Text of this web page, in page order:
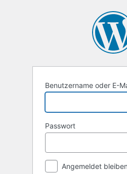
Benutzername oder E-
Passwort
Angemeldet bleiben